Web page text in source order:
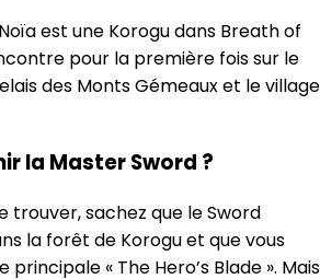
est une Korogu dans Breath of
pour la première fois sur le
des Monts Gémeaux et le village
la Master Sword ?
trouver, sachez que le Sword
la forêt de Korogu et que vous
« The Hero’s Blade ». Mais